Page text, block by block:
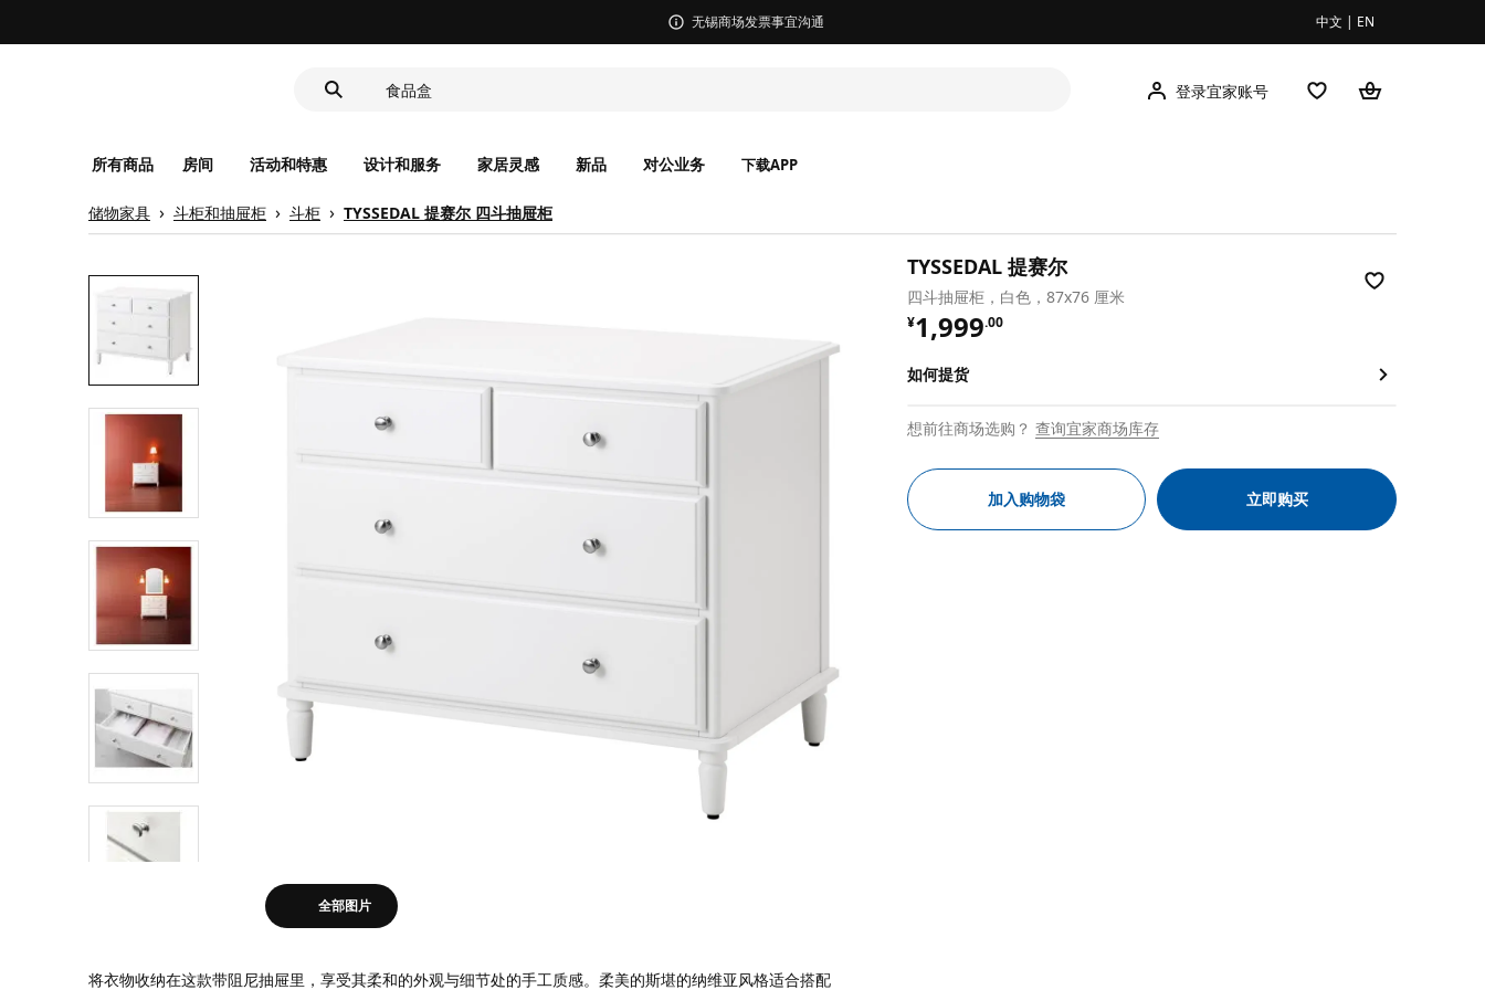
无锡商场发票事宜沟通 中文 | EN
食品盒
登录宜家账号
所有商品 房间 活动和特惠 设计和服务 家居灵感 新品 对公业务 下载APP
储物家具 斗柜和抽屉柜 斗柜 TYSSEDAL 提赛尔 四斗抽屉柜
全部图片
将衣物收纳在这款带阻尼抽屉里，享受其柔和的外观与细节处的手工质感。柔美的斯堪的纳维亚风格适合搭配
TYSSEDAL 提赛尔
四斗抽屉柜，白色，87x76 厘米
¥1,999.00
¥ 1999.00
如何提货
想前往商场选购？ 查询宜家商场库存
加入购物袋 立即购买